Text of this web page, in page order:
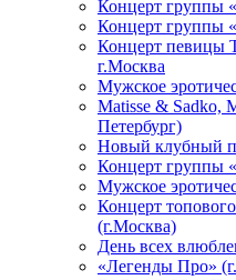
Концерт группы
Концерт группы
Концерт певицы
г.Москва
Мужское
Matissе & Sadko,
Петербург)
Новый клубный
Концерт группы
Мужское
Концерт
(г.Москва)
День всех
«Легенды Про»